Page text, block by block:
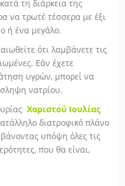
τη διάρκεια της
να τρωτέ τέσσερα με έξι
ή ένα μεγάλο.
ότι λαμβάνετε τις
Εάν έχετε
υγρών, μπορεί να
νατρίου.
Χαριστού Ιουλίας
διατροφικό πλάνο
υπόψη όλες τις
που θα είναι,